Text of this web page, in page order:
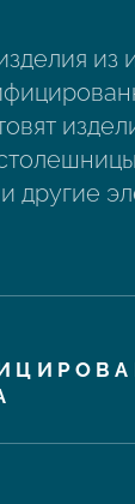
из
другие